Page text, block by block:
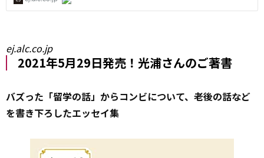
ej.alc.co.jp
2021年5月29日発売！光浦さんのご著書
バズった「留学の話」からコンビについて、老後の話など
を書き下ろしたエッセイ集